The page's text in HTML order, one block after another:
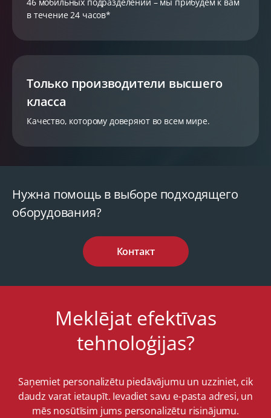
в течение 24 часов*
Только производители высшего
класса
Качество, которому доверяют во всем мире.
Нужна помощь в выборе подходящего
оборудования?
Контакт
Meklējat efektīvas
tehnoloģijas?
Saņemiet personalizētu piedāvājumu un uzziniet, cik
daudz varat ietaupīt. Ievadiet savu e-pasta adresi, un
mēs nosūtīsim jums personalizētu risinājumu.